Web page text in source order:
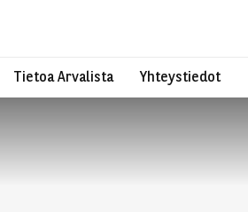
Tietoa Arvalista Yhteystiedot